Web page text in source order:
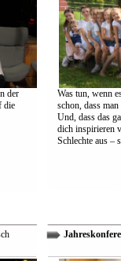
der
die
Was tun, wenn
schon, dass
Und, dass das
dich inspirieren
Schlechte aus –